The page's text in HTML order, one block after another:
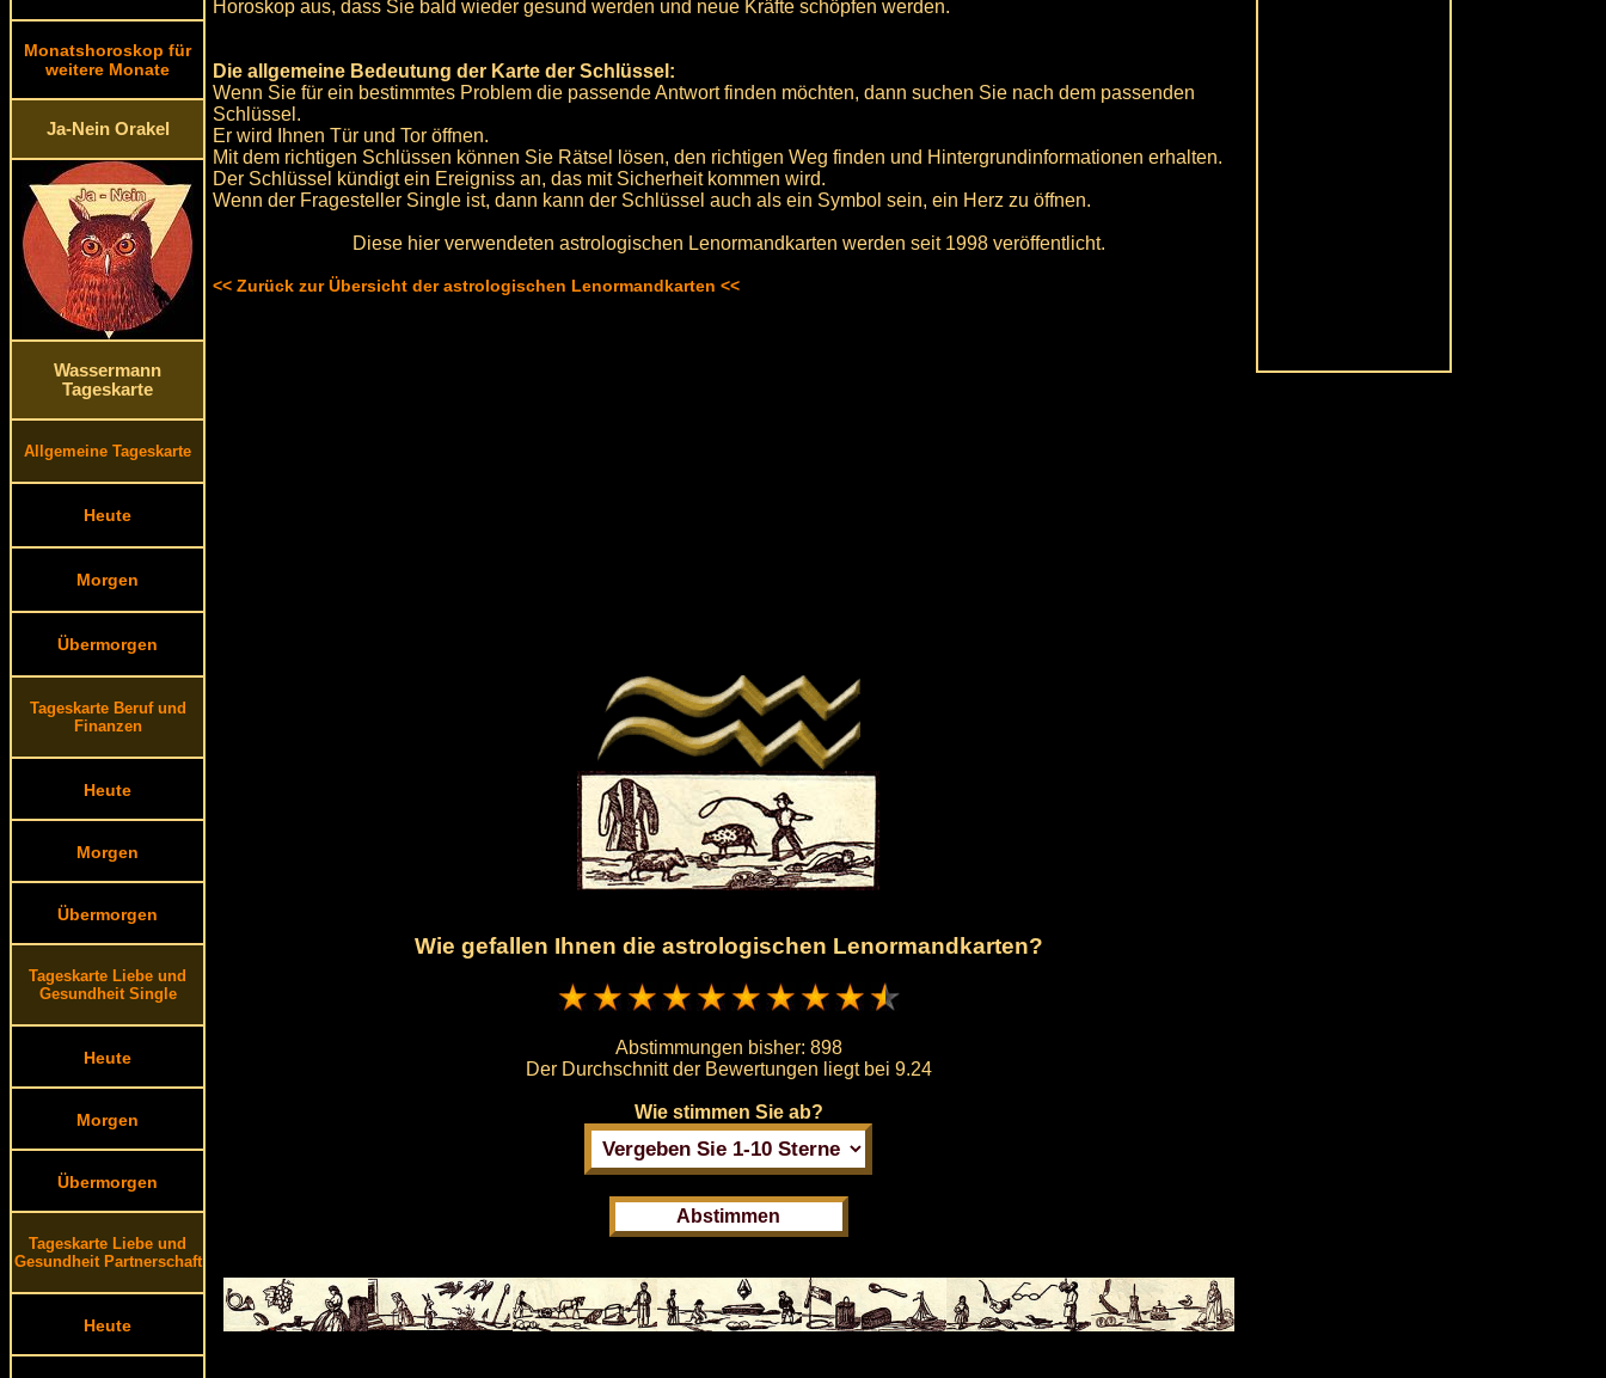
Monatshoroskop für
weitere Monate
Ja-Nein Orakel
Wassermann
Tageskarte
Allgemeine Tageskarte
Heute
Morgen
Übermorgen
Tageskarte Beruf und
Finanzen
Heute
Morgen
Übermorgen
Tageskarte Liebe und
Gesundheit Single
Heute
Morgen
Übermorgen
Tageskarte Liebe und
Gesundheit Partnerschaft
Heute
Horoskop aus, dass Sie bald wieder gesund werden und neue Kräfte schöpfen werden.
Die allgemeine Bedeutung der Karte der Schlüssel:
Wenn Sie für ein bestimmtes Problem die passende Antwort finden möchten, dann suchen Sie nach dem passenden
Schlüssel.
Er wird Ihnen Tür und Tor öffnen.
Mit dem richtigen Schlüssen können Sie Rätsel lösen, den richtigen Weg finden und Hintergrundinformationen erhalten.
Der Schlüssel kündigt ein Ereigniss an, das mit Sicherheit kommen wird.
Wenn der Fragesteller Single ist, dann kann der Schlüssel auch als ein Symbol sein, ein Herz zu öffnen.
Diese hier verwendeten astrologischen Lenormandkarten werden seit 1998 veröffentlicht.
<< Zurück zur Übersicht der astrologischen Lenormandkarten <<
Wie gefallen Ihnen die astrologischen Lenormandkarten?
Abstimmungen bisher: 898
Der Durchschnitt der Bewertungen liegt bei 9.24
Wie stimmen Sie ab?